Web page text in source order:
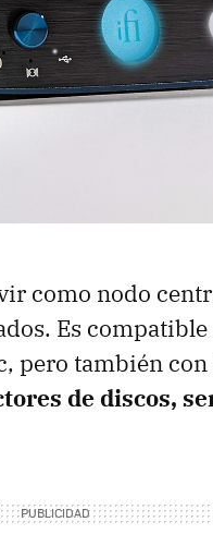
como nodo
Es
pero también con
de discos,